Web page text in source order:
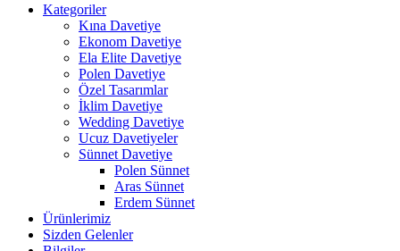
Kategoriler
Kına Davetiye
Ekonom Davetiye
Ela Elite Davetiye
Polen Davetiye
Özel Tasarımlar
İklim Davetiye
Wedding Davetiye
Ucuz Davetiyeler
Sünnet Davetiye
Polen Sünnet
Aras Sünnet
Erdem Sünnet
Ürünlerimiz
Sizden Gelenler